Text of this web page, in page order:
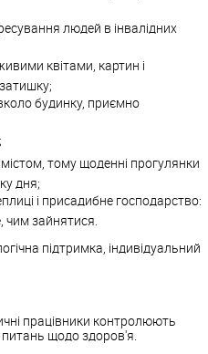
людей в інвалідних
квітами, картин і
будинку, приємно
тому щоденні прогулянки
дня;
і присадибне господарство:
чим зайнятися.
підтримка, індивідуальний
працівники контролюють
щодо здоров'я.